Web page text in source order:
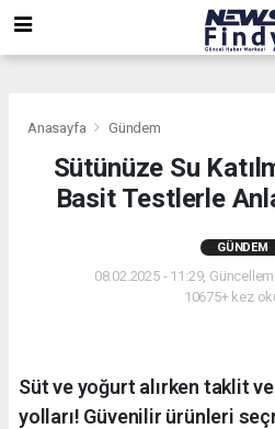
Anasayfa Gündem
Sütünüze Su
Basit Testlerle
GÜNDEM
08.02.2025 - 11:29,
10675+ kez
Süt ve yoğurt alırken taklit
yolları! Güvenilir ürünleri